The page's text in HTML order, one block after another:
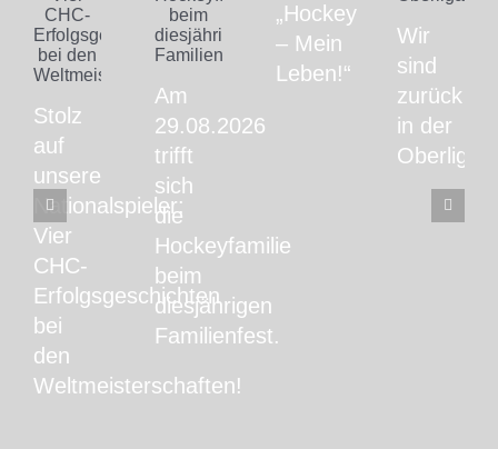
Stolz
auf
unsere
Nationalspieler:
Vier
CHC-
Erfolgsgeschichten
bei
den
Weltmeisterschaften!
Am
29.08.2026
trifft
sich
die
Hockeyfamilie
beim
diesjährigen
Familienfest.
„Hockey
– Mein
Leben!“
Wir
sind
zurück
in der
Oberliga!